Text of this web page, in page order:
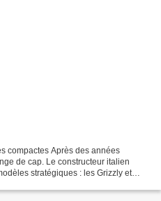
compactes Après des années
de cap. Le constructeur italien
stratégiques : les Grizzly et